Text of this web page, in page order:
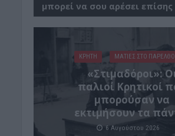
μπορεί να σου αρέσει επίσης
ΚΡΗΤΗ ΜΑΤΙΕΣ ΣΤΟ
«Στιμαδόροι»:
παλιοί Κρητικοί
μπορούσαν να
εκτιμήσουν τα
6 Αυγούστου 2026